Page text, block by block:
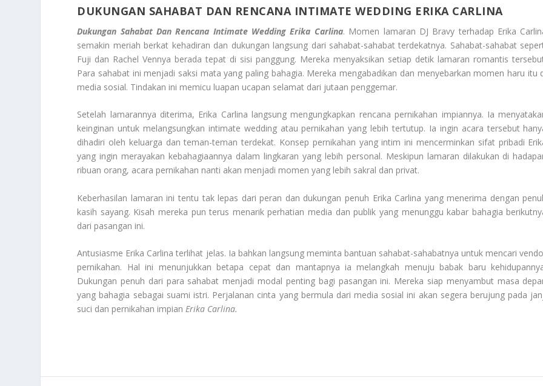
DUKUNGAN SAHABAT DAN RENCANA INTIMATE WEDDING ERIKA CARLINA
Dukungan Sahabat Dan Rencana Intimate Wedding Erika Carlina. Momen lamaran DJ Bravy terhadap Erika
semakin meriah berkat kehadiran dan dukungan langsung dari sahabat-sahabat terdekatnya. Sahabat-sahabat
Fuji dan Rachel Vennya berada tepat di sisi panggung. Mereka menyaksikan setiap detik lamaran romantis
Para sahabat ini menjadi saksi mata yang paling bahagia. Mereka mengabadikan dan menyebarkan momen haru itu
media sosial. Tindakan ini memicu luapan ucapan selamat dari jutaan penggemar.
Setelah lamarannya diterima, Erika Carlina langsung mengungkapkan rencana pernikahan impiannya. Ia
keinginan untuk melangsungkan intimate weddingatau pernikahan yang lebih tertutup. Ia ingin acara tersebut
dihadiri oleh keluarga dan teman-teman terdekat. Konsep pernikahan yang intim ini mencerminkan sifat pribadi
yang ingin merayakan kebahagiaannya dalam lingkaran yang lebih personal. Meskipun lamaran dilakukan di
ribuan orang, acara pernikahan nanti akan menjadi momen yang lebih sakral dan privat.
Keberhasilan lamaran ini tentu tak lepas dari peran dan dukungan penuh Erika Carlina yang menerima dengan
kasih sayang. Kisah mereka pun terus menarik perhatian media dan publik yang menunggu kabar bahagia
dari pasangan ini.
Antusiasme Erika Carlina terlihat jelas. Ia bahkan langsung meminta bantuan sahabat-sahabatnya untuk mencari
pernikahan. Hal ini menunjukkan betapa cepat dan mantapnya ia melangkah menuju babak baru
Dukungan penuh dari para sahabat menjadi modal penting bagi pasangan ini. Mereka siap menyambut masa
yang bahagia sebagai suami istri. Perjalanan cinta yang bermula dari media sosial ini akan segera berujung pada
suci dan pernikahan impianErika Carlina.